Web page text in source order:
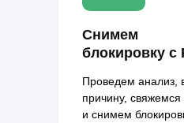
Снимем
блокировку c
Проведем анализ,
причину, свяжемся
и снимем